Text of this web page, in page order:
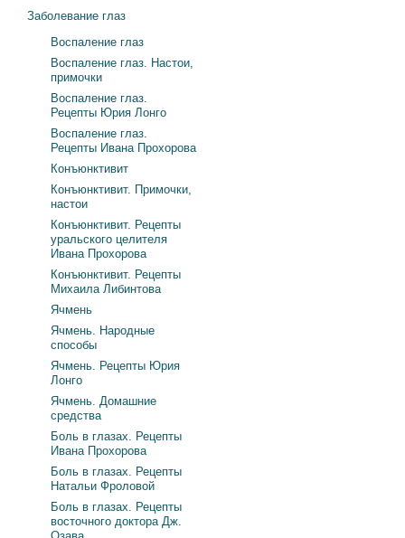
Заболевание глаз
Воспаление глаз
Воспаление глаз. Настои,
примочки
Воспаление глаз.
Рецепты Юрия Лонго
Воспаление глаз.
Рецепты Ивана Прохорова
Конъюнктивит
Конъюнктивит. Примочки,
настои
Конъюнктивит. Рецепты
уральского целителя
Ивана Прохорова
Конъюнктивит. Рецепты
Михаила Либинтова
Ячмень
Ячмень. Народные
способы
Ячмень. Рецепты Юрия
Лонго
Ячмень. Домашние
средства
Боль в глазах. Рецепты
Ивана Прохорова
Боль в глазах. Рецепты
Натальи Фроловой
Боль в глазах. Рецепты
восточного доктора Дж.